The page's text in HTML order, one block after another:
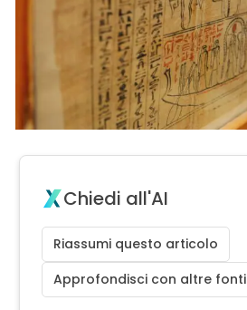
Chiedi all'AI
Riassumi questo articolo
Approfondisci con altre fonti